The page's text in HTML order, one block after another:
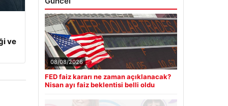
ve
08/08/2026
FED faiz kararı ne zaman açıklanacak?
Nisan ayı faiz beklentisi belli oldu